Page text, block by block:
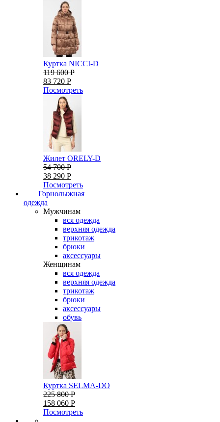
Куртка NICCI-D
119 600 Р
83 720 Р
Посмотреть
Жилет ORELY-D
54 700 Р
38 290 Р
Посмотреть
Горнолыжная
одежда
Мужчинам
вся одежда
верхняя одежда
трикотаж
брюки
аксессуары
Женщинам
вся одежда
верхняя одежда
трикотаж
брюки
аксессуары
обувь
Куртка SELMA-DO
225 800 Р
158 060 Р
Посмотреть